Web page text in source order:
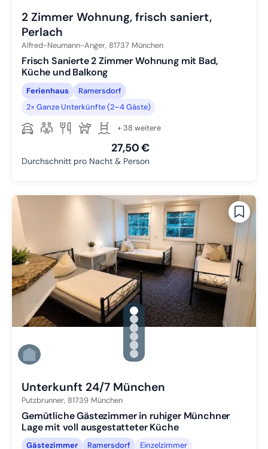
2 Zimmer Wohnung, frisch saniert,
Perlach
Alfred-Neumann-Anger, 81737 München
Frisch Sanierte 2 Zimmer Wohnung mit Bad,
Küche und Balkong
Ferienhaus
Ramersdorf
2× Ganze Unterkünfte (2–4 Gäste)
+ 38 weitere
27,50 €
Durchschnitt pro Nacht & Person
gallery.slide_selector
Zu Slide 1 wechseln
Zu Slide 2 wechseln
Zu Slide 3 wechseln
Zu Slide 4 wechseln
Zu Slide 5 wechseln
Zu Slide 6 wechseln
Unterkunft 24/7 München
Putzbrunner, 81739 München
Gemütliche Gästezimmer in ruhiger Münchner
Lage mit voll ausgestatteter Küche
Gästezimmer Ramersdorf Einzelzimmer